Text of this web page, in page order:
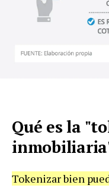
Qué es la
Tokenizar bien